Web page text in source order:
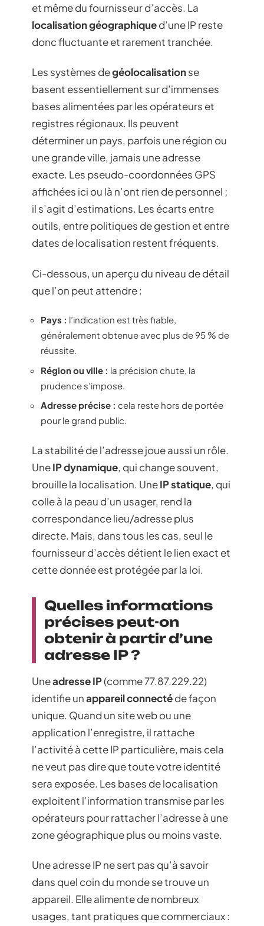
et même du fournisseur d’accès. La
localisation géographiqued’une IP reste
donc fluctuante et rarement tranchée.
Les systèmes degéolocalisationse
basent essentiellement sur d’immenses
bases alimentées par les opérateurs et
registres régionaux. Ils peuvent
déterminer un pays, parfois une région ou
une grande ville, jamais une adresse
exacte. Les pseudo-coordonnées GPS
affichées ici ou là n’ont rien de personnel ;
il s’agit d’estimations. Les écarts entre
outils, entre politiques de gestion et entre
dates de localisation restent fréquents.
Ci-dessous, un aperçu du niveau de détail
que l’on peut attendre :
Pays : l’indication est très fiable,
généralement obtenue avec plus de 95 % de
réussite.
Région ou ville : la précision chute, la
prudence s’impose.
Adresse précise : cela reste hors de portée
pour le grand public.
La stabilité de l’adresse joue aussi un rôle.
UneIP dynamique, qui change souvent,
brouille la localisation. UneIP statique, qui
colle à la peau d’un usager, rend la
correspondance lieu/adresse plus
directe. Mais, dans tous les cas, seul le
fournisseur d’accès détient le lien exact et
cette donnée est protégée par la loi.
Quelles informations
précises peut-on
obtenir à partir d’une
adresse IP ?
Uneadresse IP(comme 77.87.229.22)
identifie unappareil connectéde façon
unique. Quand un site web ou une
application l’enregistre, il rattache
l’activité à cette IP particulière, mais cela
ne veut pas dire que toute votre identité
sera exposée. Les bases de localisation
exploitent l’information transmise par les
opérateurs pour rattacher l’adresse à une
zone géographique plus ou moins vaste.
Une adresse IP ne sert pas qu’à savoir
dans quel coin du monde se trouve un
appareil. Elle alimente de nombreux
usages, tant pratiques que commerciaux :